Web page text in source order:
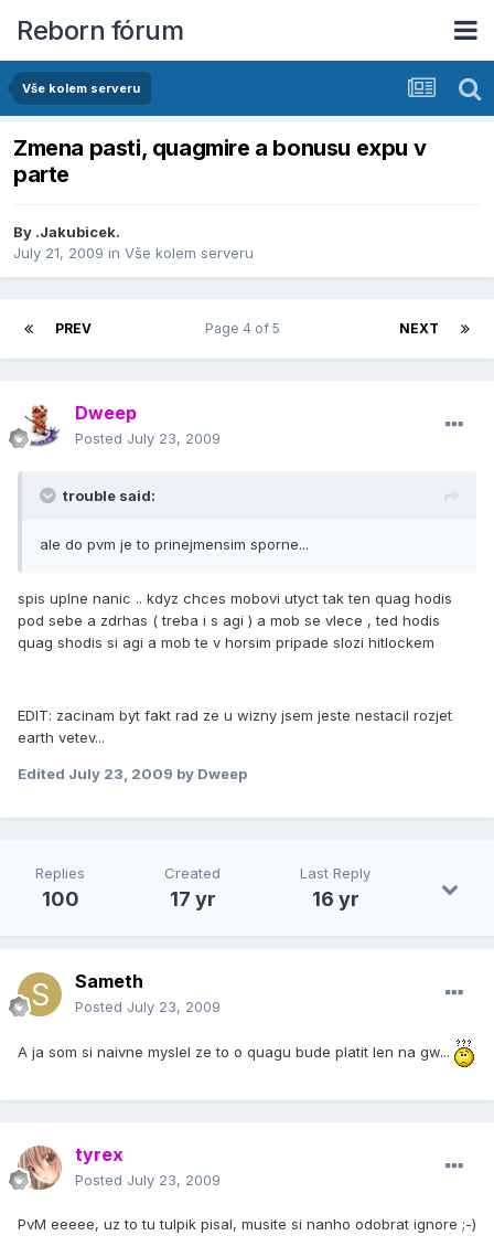
Reborn fórum
Vše kolem serveru
Zmena pasti, quagmire a bonusu expu v
parte
By .Jakubicek.
July 21, 2009 in Vše kolem serveru
PREV NEXT
Page 4 of 5
Dweep
Posted July 23, 2009
trouble said:
ale do pvm je to prinejmensim sporne...
spis uplne nanic .. kdyz chces mobovi utyct tak ten quag hodis
pod sebe a zdrhas ( treba i s agi ) a mob se vlece , ted hodis
quag shodis si agi a mob te v horsim pripade slozi hitlockem
EDIT: zacinam byt fakt rad ze u wizny jsem jeste nestacil rozjet
earth vetev...
Edited July 23, 2009 by Dweep
Replies
100
Created
17 yr
Last Reply
16 yr
Sameth
Posted July 23, 2009
A ja som si naivne myslel ze to o quagu bude platit len na gw...
tyrex
Posted July 23, 2009
PvM eeeee, uz to tu tulpik pisal, musite si nanho odobrat ignore ;-)